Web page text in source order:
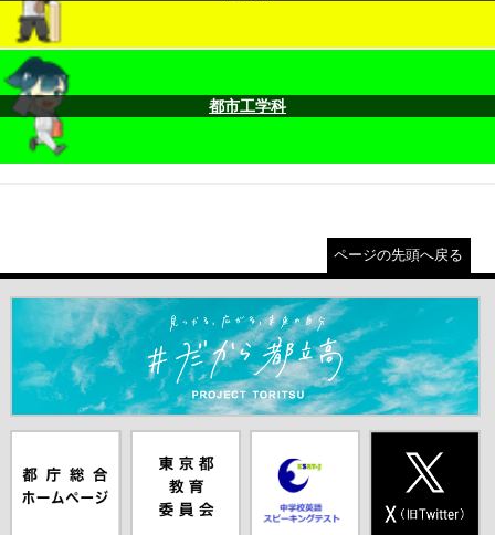
都市工学科
ページの先頭へ戻る
＃だから都立高（別ウインドウが開きます）
ムページ（別
ウインドウが
員会（別ウイ
ンドウが開き
ピーキングテ
スト（別ウイ
ンドウが開き
（別ウインド
ウが開きま
す）